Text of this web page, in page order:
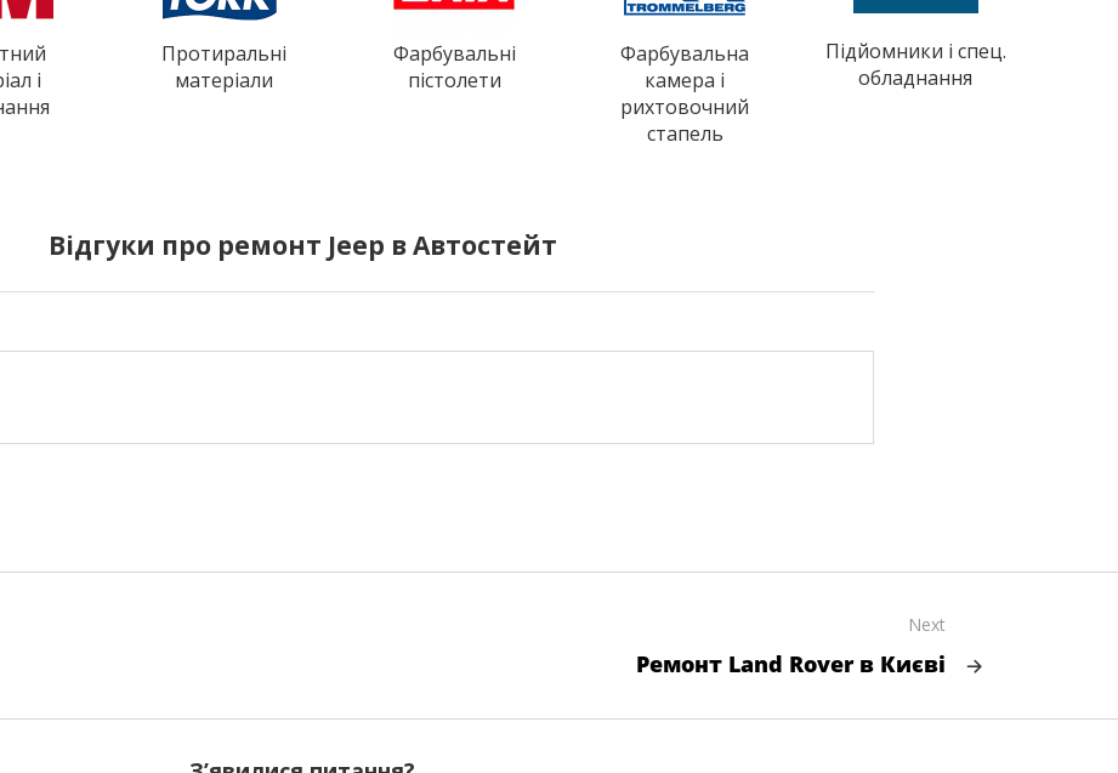
і
Протиральні
матеріали
Фарбувальні
пістолети
Фарбувальна
камера і
рихтовочний
стапель
Підйомники і спец.
обладнання
Відгуки про ремонт Jeep в Автостейт
Next
Ремонт Land Rover в Києві